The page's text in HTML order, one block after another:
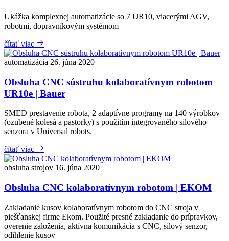
Ukážka komplexnej automatizácie so 7 UR10, viacerými AGV,
robotmi, dopravníkovým systémom
čítať viac
automatizácia 26. júna 2020
Obsluha CNC sústruhu kolaboratívnym robotom
UR10e | Bauer
SMED prestavenie robota, 2 adaptívne programy na 140 výrobkov
(ozubené kolesá a pastorky) s použitím integrovaného silového
senzora v Universal robots.
čítať viac
obsluha strojov 16. júna 2020
Obsluha CNC kolaboratívnym robotom | EKOM
Zakladanie kusov kolaboratívnym robotom do CNC stroja v
piešťanskej firme Ekom. Použité presné zakladanie do prípravkov,
overenie založenia, aktívna komunikácia s CNC, silový senzor,
odihlenie kusov